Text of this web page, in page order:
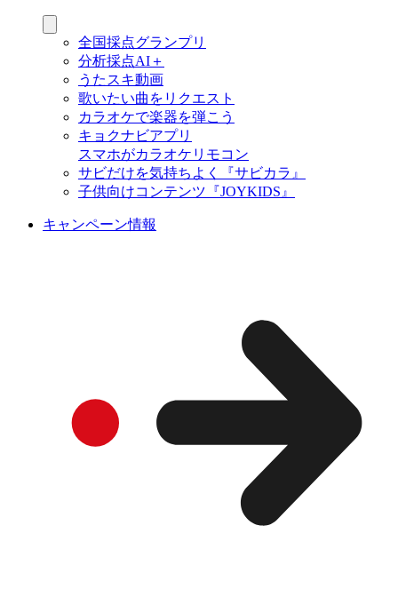
全国採点グランプリ
分析採点AI＋
うたスキ動画
歌いたい曲をリクエスト
カラオケで楽器を弾こう
キョクナビアプリ
スマホがカラオケリモコン
サビだけを気持ちよく『サビカラ』
子供向けコンテンツ『JOYKIDS』
キャンペーン情報